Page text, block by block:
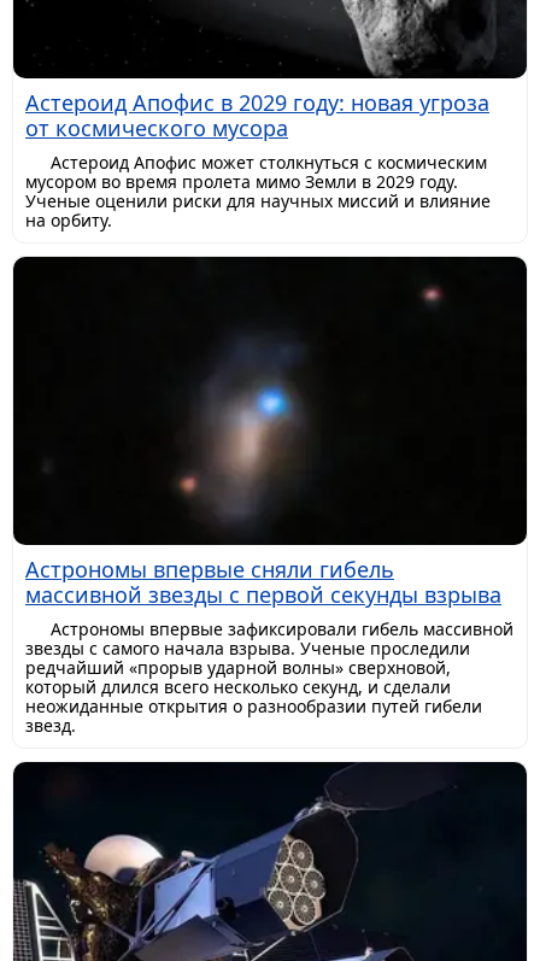
Астероид Апофис в 2029 году: новая угроза
от космического мусора
Астероид Апофис может столкнуться с космическим
мусором во время пролета мимо Земли в 2029 году.
Ученые оценили риски для научных миссий и влияние
на орбиту.
Астрономы впервые сняли гибель
массивной звезды с первой секунды взрыва
Астрономы впервые зафиксировали гибель массивной
звезды с самого начала взрыва. Ученые проследили
редчайший «прорыв ударной волны» сверхновой,
который длился всего несколько секунд, и сделали
неожиданные открытия о разнообразии путей гибели
звезд.